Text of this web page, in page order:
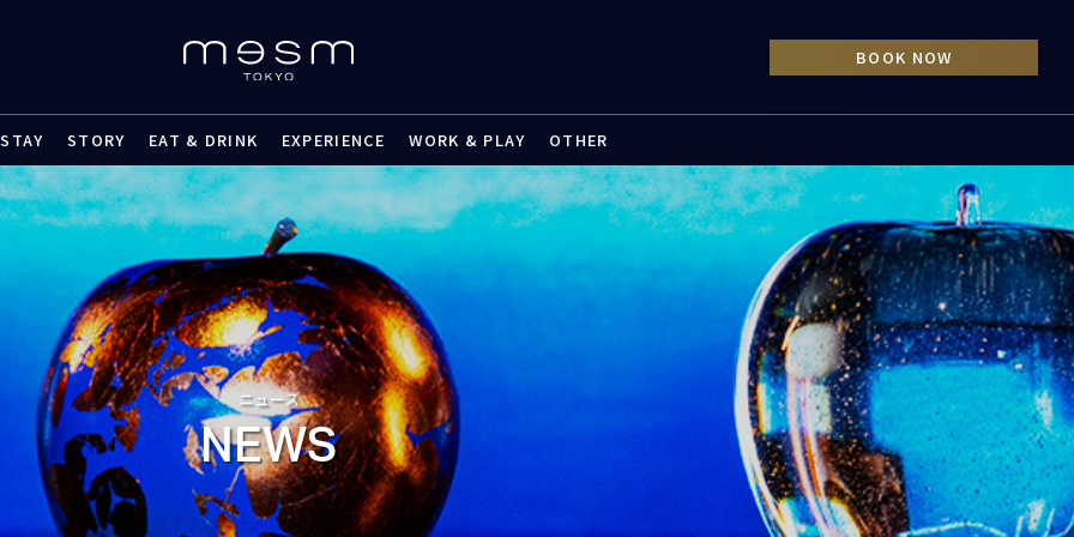
STAY STORY EAT & DRINK EXPERIENCE WORK & PLAY OTHER
ニュース
NEWS